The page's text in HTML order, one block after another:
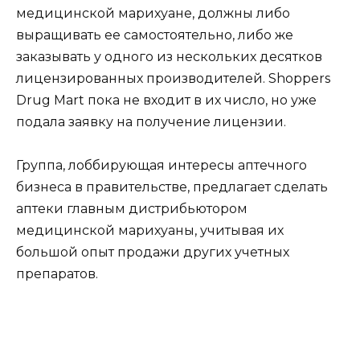
медицинской марихуане, должны либо
выращивать ее самостоятельно, либо же
заказывать у одного из нескольких десятков
лицензированных производителей. Shoppers
Drug Mart пока не входит в их число, но уже
подала заявку на получение лицензии.
Группа, лоббирующая интересы аптечного
бизнеса в правительстве, предлагает сделать
аптеки главным дистрибьютором
медицинской марихуаны, учитывая их
большой опыт продажи других учетных
препаратов.